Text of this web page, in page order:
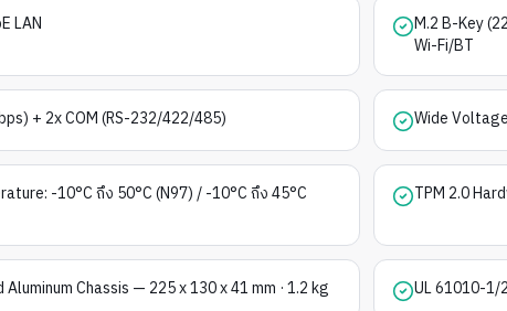
LAN
M.2 B-Key
Wi-Fi/BT
+ 2x COM (RS-232/422/485) Wide
-10°C ถึง 50°C (N97) / -10°C ถึง 45°C
TPM 2.0
Chassis — 225 x 130 x 41 mm · 1.2 kg UL 61010-1/